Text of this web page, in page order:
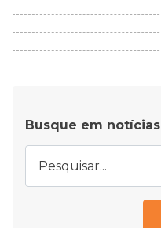
Busque em notícias